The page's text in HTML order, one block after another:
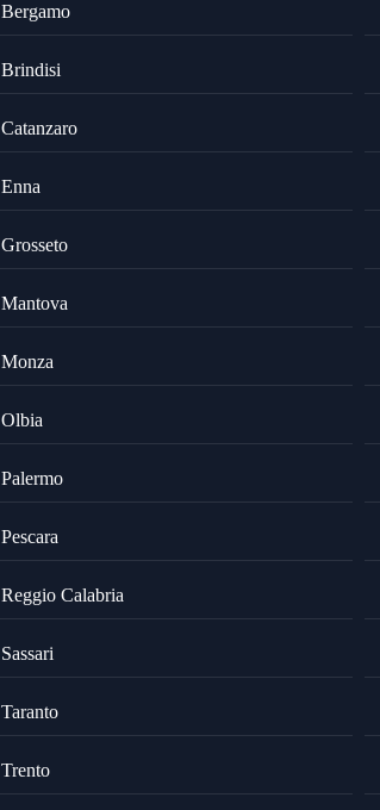
Bergamo
Brindisi
Catanzaro
Enna
Grosseto
Mantova
Monza
Olbia
Palermo
Pescara
Reggio Calabria
Sassari
Taranto
Trento